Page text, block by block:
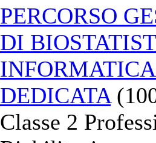
PERCORSO
DI
DEDICATA
Classe 2